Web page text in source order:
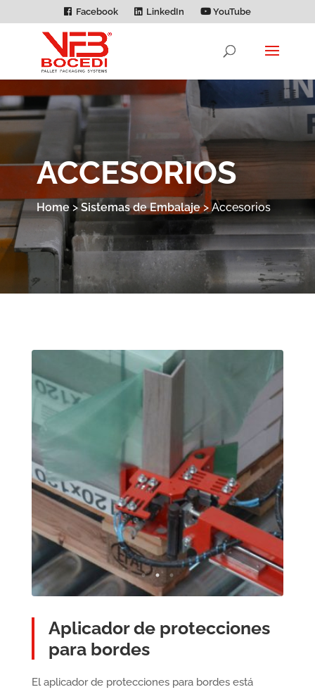
Facebook LinkedIn YouTube
ACCESORIOS
Home>Sistemas de Embalaje>Accesorios
Aplicador de protecciones
para bordes
El aplicador de protecciones para bordes está